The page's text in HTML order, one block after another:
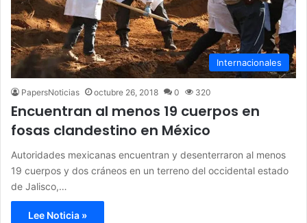
Internacionales
PapersNoticias octubre 26, 2018 0 320
Encuentran al menos 19 cuerpos en
fosas clandestino en México
Autoridades mexicanas encuentran y desenterraron al menos
19 cuerpos y dos cráneos en un terreno del occidental estado
de Jalisco,…
Lee Noticia »